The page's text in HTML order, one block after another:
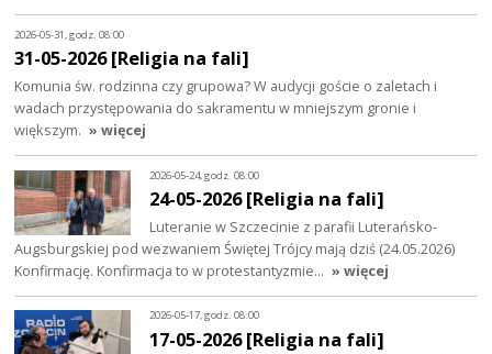
2026-05-31, godz. 08:00
31-05-2026 [Religia na fali]
Komunia św. rodzinna czy grupowa? W audycji goście o zaletach i
wadach przystępowania do sakramentu w mniejszym gronie i
większym. » więcej
2026-05-24, godz. 08:00
24-05-2026 [Religia na fali]
Luteranie w Szczecinie z parafii Luterańsko-
Augsburgskiej pod wezwaniem Świętej Trójcy mają dziś (24.05.2026)
Konfirmację. Konfirmacja to w protestantyzmie… » więcej
2026-05-17, godz. 08:00
17-05-2026 [Religia na fali]